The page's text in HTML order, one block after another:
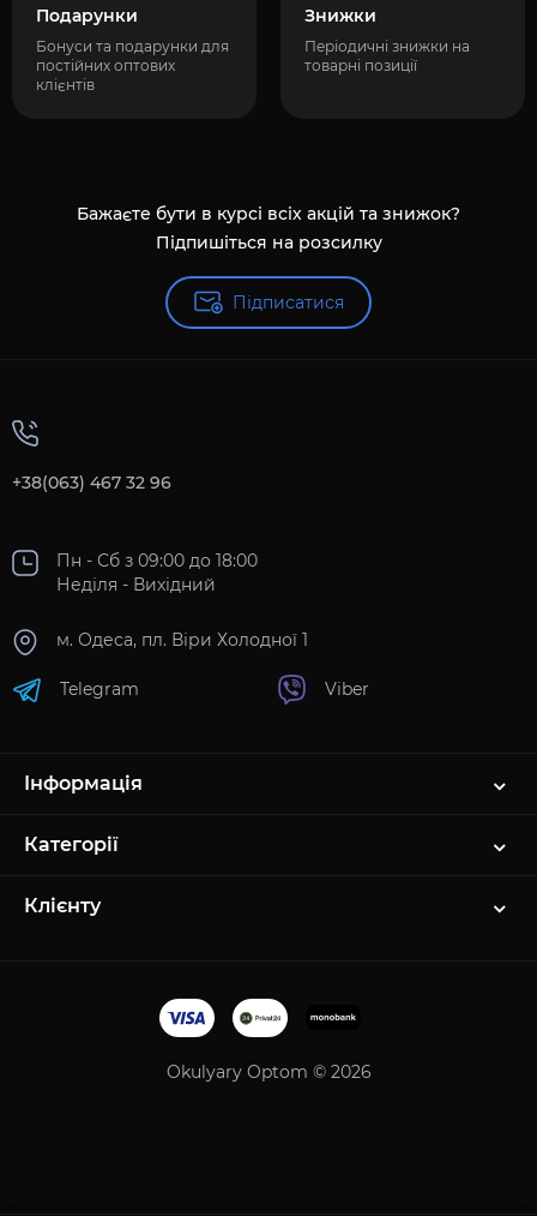
Подарунки
Бонуси та подарунки для
постійних оптових
клієнтів
Знижки
Періодичні знижки на
товарні позиції
Бажаєте бути в курсі всіх акцій та знижок?
Підпишіться на розсилку
Підписатися
+38(063) 467 32 96
Пн - Сб з 09:00 до 18:00
Неділя - Вихідний
м. Одеса, пл. Віри Холодної 1
Telegram Viber
Інформація
Категорії
Клієнту
Okulyary Optom © 2026